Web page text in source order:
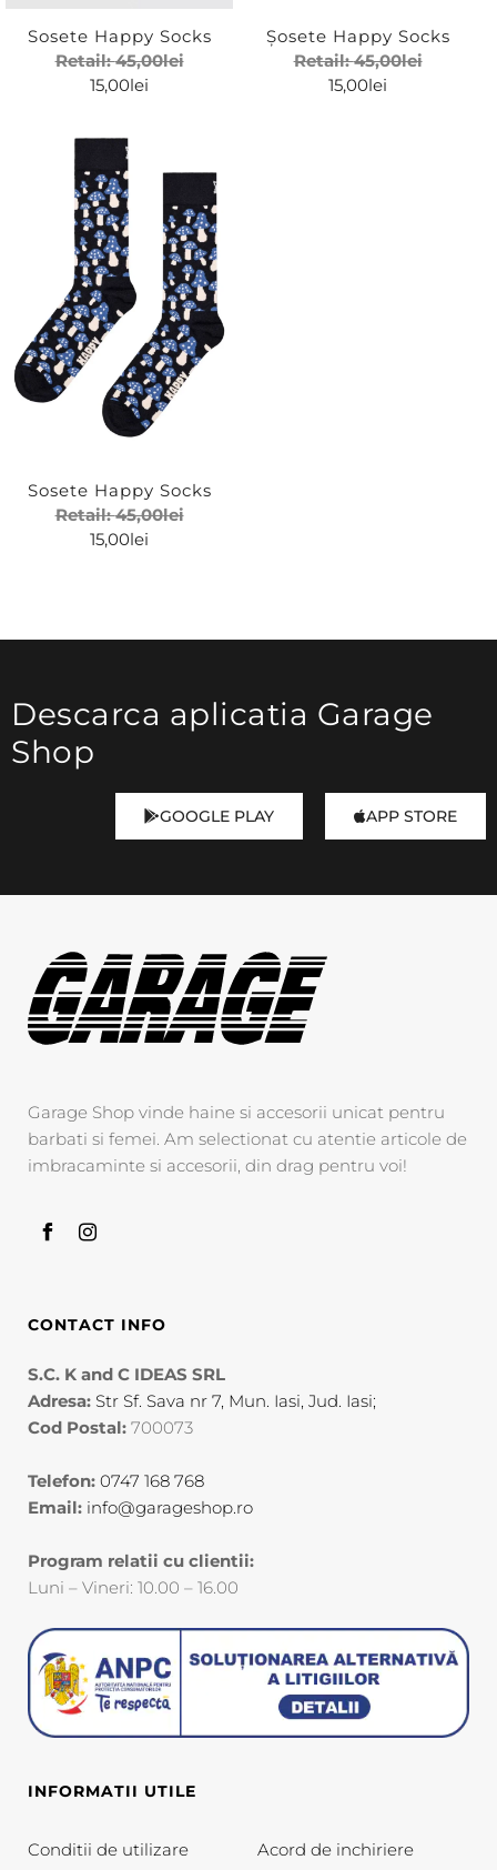
Sosete Happy Socks
Retail:45,00lei
15,00lei
Șosete Happy Socks
Retail:45,00lei
15,00lei
Sosete Happy Socks
Retail:45,00lei
15,00lei
Descarca aplicatia Garage
Shop
GOOGLE PLAY APP STORE
Garage Shop vinde haine si accesorii unicat pentru
barbati si femei. Am selectionat cu atentie articole de
imbracaminte si accesorii, din drag pentru voi!
CONTACT INFO
S.C. K and C IDEAS SRL
Adresa: Str Sf. Sava nr 7, Mun. Iasi, Jud. Iasi;
Cod Postal: 700073
Telefon: 0747 168 768
Email: info@garageshop.ro
Program relatii cu clientii:
Luni – Vineri: 10.00 – 16.00
INFORMATII UTILE
Conditii de utilizare
Acord de inchiriere